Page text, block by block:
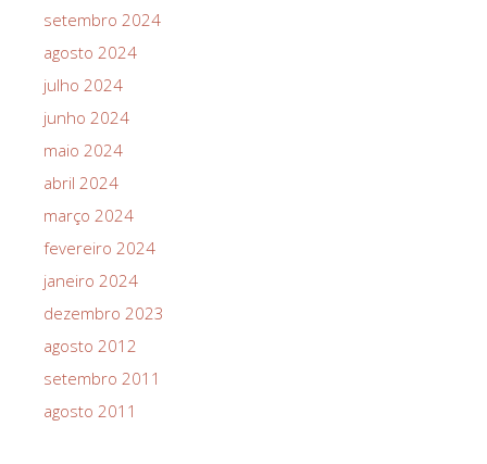
setembro 2024
agosto 2024
julho 2024
junho 2024
maio 2024
abril 2024
março 2024
fevereiro 2024
janeiro 2024
dezembro 2023
agosto 2012
setembro 2011
agosto 2011